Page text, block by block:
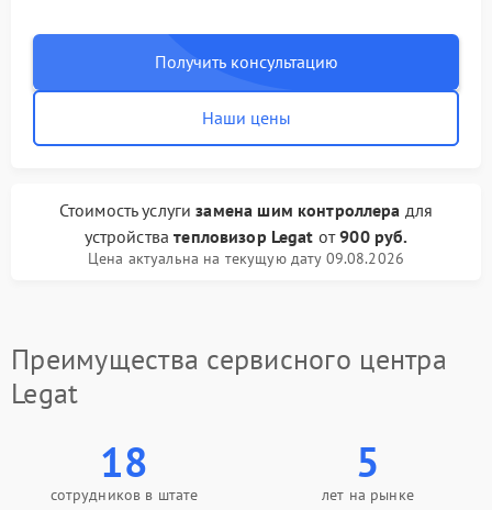
Получить консультацию
Наши цены
Стоимость услугизамена шим контроллера для
устройстватепловизор Legat от900 руб.
Цена актуальна на текущую дату 09.08.2026
Преимущества сервисного центра
Legat
18
сотрудников в штате
5
лет на рынке